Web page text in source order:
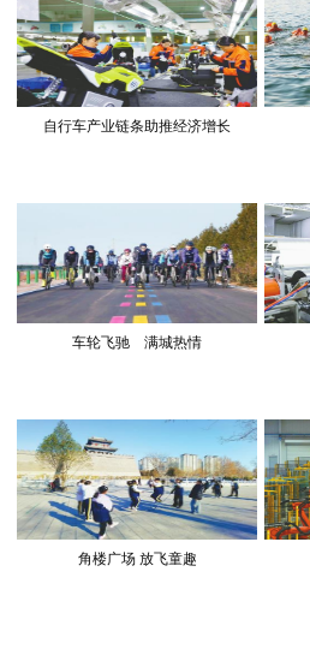
自行车产业链条助推经济增长
车轮飞驰 满城热情
角楼广场 放飞童趣